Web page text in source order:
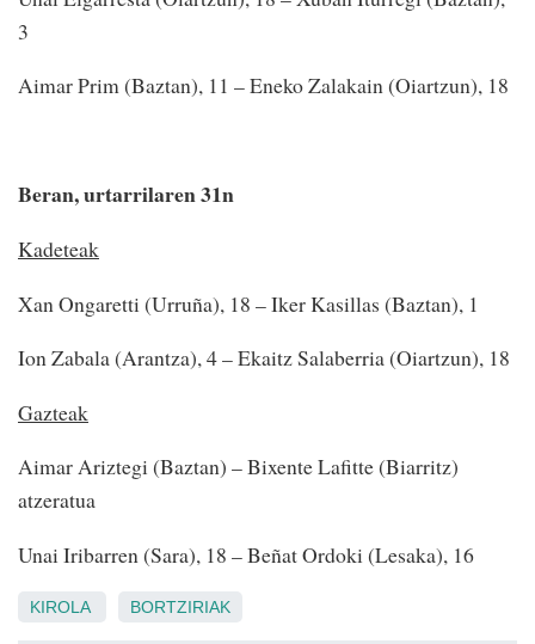
3
Aimar Prim (Baztan), 11 – Eneko Zalakain (Oiartzun), 18
Beran, urtarrilaren 31n
Kadeteak
Xan Ongaretti (Urruña), 18 – Iker Kasillas (Baztan), 1
Ion Zabala (Arantza), 4 – Ekaitz Salaberria (Oiartzun), 18
Gazteak
Aimar Ariztegi (Baztan) – Bixente Lafitte (Biarritz)
atzeratua
Unai Iribarren (Sara), 18 – Beñat Ordoki (Lesaka), 16
KIROLA BORTZIRIAK